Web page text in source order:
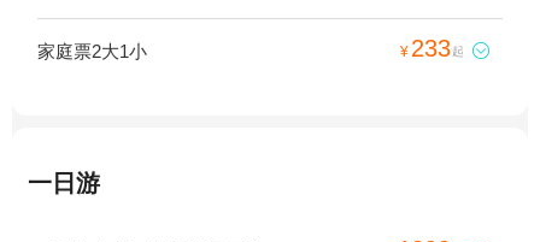
家庭票2大1小 ¥ 233起 
一日游